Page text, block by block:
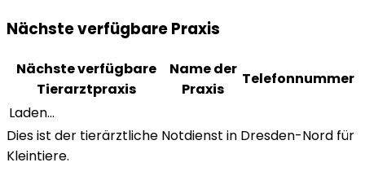
Nächste verfügbare Praxis
Nächste verfügbare
Tierarztpraxis
Name der
Praxis
Telefonnummer
Laden...
Dies ist der tierärztliche Notdienst in Dresden-Nord für
Kleintiere.